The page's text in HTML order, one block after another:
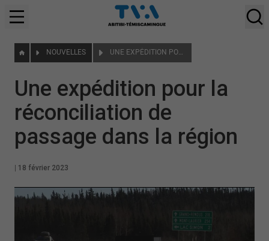
NOUVELLES UNE EXPÉDITION POUR LA RÉCONCILIATION DE PASSAGE DANS LA RÉGION
Une expédition pour la
réconciliation de
passage dans la région
18 février 2023